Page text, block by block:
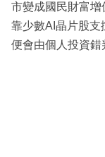
市變成國民財富增
靠少數AI晶片股支
便會由個人投資錯